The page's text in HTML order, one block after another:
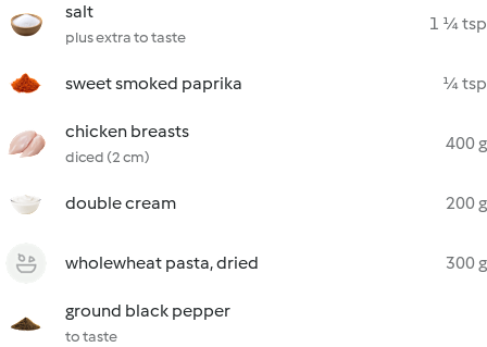
salt
plus extra to taste
1 ¼ tsp
sweet smoked paprika ¼ tsp
chicken breasts
diced (2 cm)
400 g
double cream 200 g
wholewheat pasta, dried 300 g
ground black pepper
to taste